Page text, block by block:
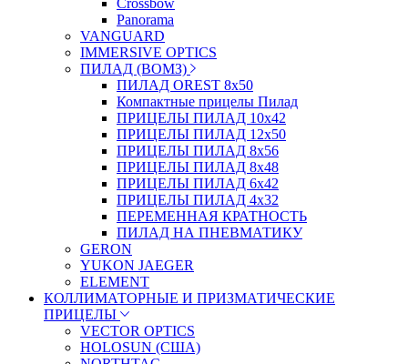
Crossbow
Panorama
VANGUARD
IMMERSIVE OPTICS
ПИЛАД (ВОМЗ)
ПИЛАД OREST 8х50
Компактные прицелы Пилад
ПРИЦЕЛЫ ПИЛАД 10х42
ПРИЦЕЛЫ ПИЛАД 12х50
ПРИЦЕЛЫ ПИЛАД 8х56
ПРИЦЕЛЫ ПИЛАД 8х48
ПРИЦЕЛЫ ПИЛАД 6х42
ПРИЦЕЛЫ ПИЛАД 4х32
ПЕРЕМЕННАЯ КРАТНОСТЬ
ПИЛАД НА ПНЕВМАТИКУ
GERON
YUKON JAEGER
ELEMENT
КОЛЛИМАТОРНЫЕ И ПРИЗМАТИЧЕСКИЕ
ПРИЦЕЛЫ
VECTOR OPTICS
HOLOSUN (США)